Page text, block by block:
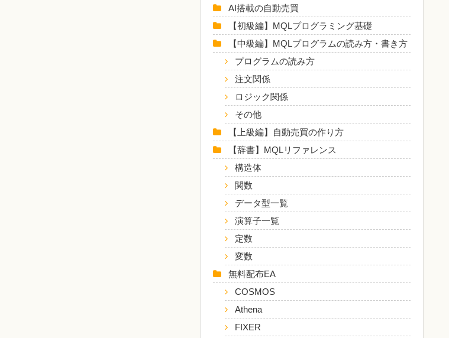
AI搭載の自動売買
【初級編】MQLプログラミング基礎
【中級編】MQLプログラムの読み方・書き方
プログラムの読み方
注文関係
ロジック関係
その他
【上級編】自動売買の作り方
【辞書】MQLリファレンス
構造体
関数
データ型一覧
演算子一覧
定数
変数
無料配布EA
COSMOS
Athena
FIXER